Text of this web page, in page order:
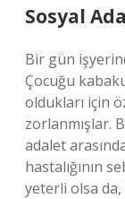
Sosyal
Bir gün
Çocuğu
oldukları için
zorlanmışlar.
adalet
hastalığının
yeterli olsa da,